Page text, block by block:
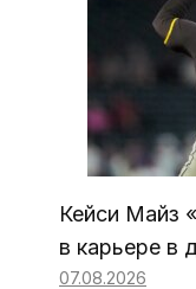
Кейси Майз
в карьере в
07.08.2026